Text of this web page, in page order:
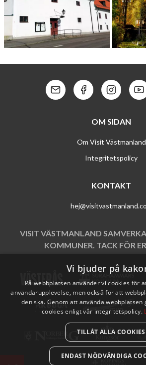
Kontakt: Mail
Kontakt:Kontakt:
OM SIDAN
Om Visit Västmanland
Integritetspolicy
KONTAKT
VISIT VÄSTMANLAND
KOMMUNER. TACK FÖR
Vi bjuder på
På webbplatsen använder vi cookies för
användarupplevelse, men också för att
den ska. Genom att använda webbplatsen
cookies enligt vår integritetspolicy.
TILLÅT ALLA COOKIES
ENDAST NÖDVÄNDIGA